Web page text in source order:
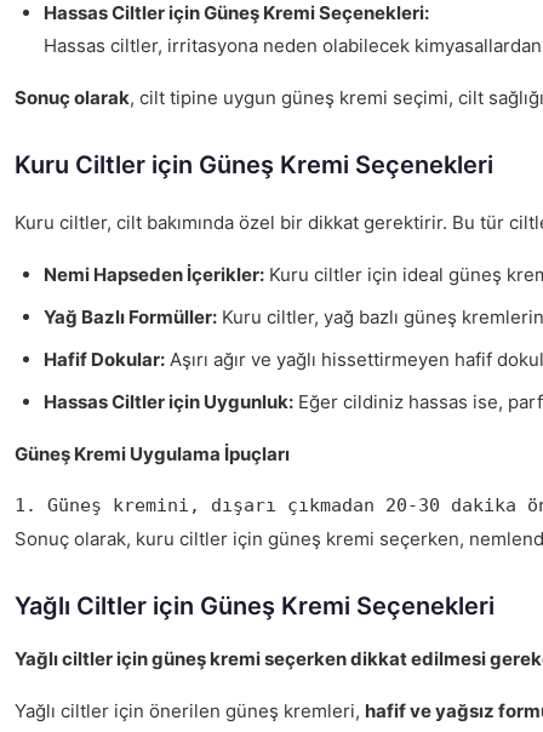
Hassas Ciltler için Güneş Kremi Seçenekleri:
Hassas ciltler, irritasyona neden olabilecek
Sonuç olarak, cilt tipine uygun güneş kremi seçimi, cilt
Kuru Ciltler için Güneş Kremi Seçenekleri
Kuru ciltler, cilt bakımında özel bir dikkat gerektirir. Bu tür
Nemi Hapseden İçerikler: Kuru ciltler için ideal güneş
Yağ Bazlı Formüller: Kuru ciltler, yağ bazlı güneş
Hafif Dokular: Aşırı ağır ve yağlı hissettirmeyen hafif
Hassas Ciltler için Uygunluk: Eğer cildiniz hassas ise,
Güneş Kremi Uygulama İpuçları
1. Güneş kremini, dışarı çıkmadan 20-30
Sonuç olarak, kuru ciltler için güneş kremi seçerken,
Yağlı Ciltler için Güneş Kremi Seçenekleri
Yağlı ciltler için güneş kremi seçerken dikkat edilmesi
Yağlı ciltler için önerilen güneş kremleri, hafif ve yağsız